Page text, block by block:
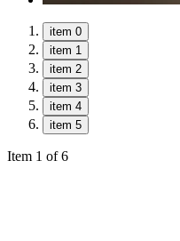
item 0
item 1
item 2
item 3
item 4
item 5
Item 1 of 6